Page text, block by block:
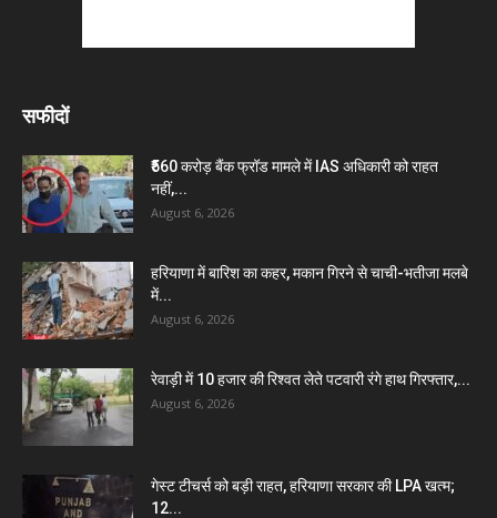
सफीदों
₹560 करोड़ बैंक फ्रॉड मामले में IAS अधिकारी को राहत
नहीं,...
August 6, 2026
हरियाणा में बारिश का कहर, मकान गिरने से चाची-भतीजा मलबे
में...
August 6, 2026
रेवाड़ी में 10 हजार की रिश्वत लेते पटवारी रंगे हाथ गिरफ्तार,...
August 6, 2026
गेस्ट टीचर्स को बड़ी राहत, हरियाणा सरकार की LPA खत्म;
12...